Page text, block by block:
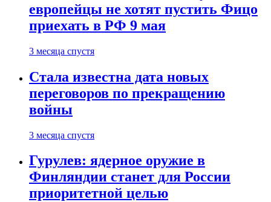
европейцы не хотят пустить Фицо
приехать в РФ 9 мая
3 месяца спустя
Стала известна дата новых
переговоров по прекращению
войны
3 месяца спустя
Гурулев: ядерное оружие в
Финляндии станет для России
приоритетной целью